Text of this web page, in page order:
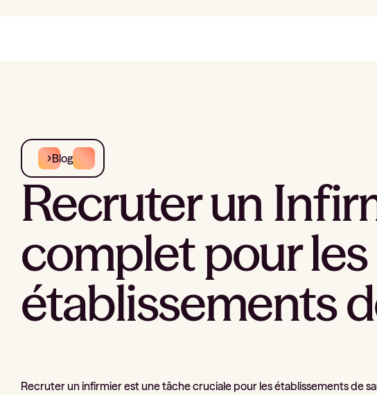
Blog
Recruter un
complet pour les
établissements
Recruter un infirmier est une tâche cruciale pour les établissements de